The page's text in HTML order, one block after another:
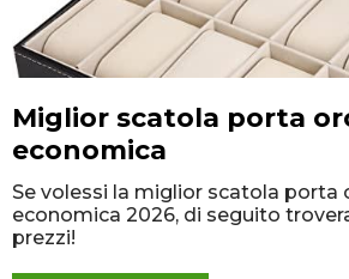
Miglior scatola porta
economica
Se volessi la miglior scatola porta
economica 2026, di seguito
prezzi!